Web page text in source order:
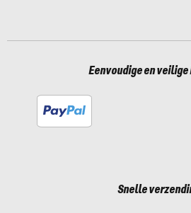
Eenvoudige en
Snelle